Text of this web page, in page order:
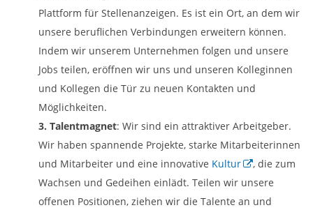
Plattform für Stellenanzeigen. Es ist ein Ort, an dem wir
unsere beruflichen Verbindungen erweitern können.
Indem wir unserem Unternehmen folgen und unsere
Jobs teilen, eröffnen wir uns und unseren Kolleginnen
und Kollegen die Tür zu neuen Kontakten und
Möglichkeiten.
3. Talentmagnet: Wir sind ein attraktiver Arbeitgeber.
Wir haben spannende Projekte, starke Mitarbeiterinnen
und Mitarbeiter und eine innovative Kultur
, die zum
Wachsen und Gedeihen einlädt. Teilen wir unsere
offenen Positionen, ziehen wir die Talente an und